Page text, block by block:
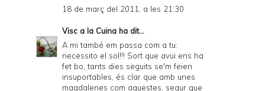
18 de març del 2011, a les 21:30
Visc a la Cuina ha dit...
A mi també em passa com a tu:
necessito el sol!!! Sort que avui ens ha
fet bo, tants dies seguits se'm feien
insuportables, és clar que amb unes
magdalenes com aquestes, segur que